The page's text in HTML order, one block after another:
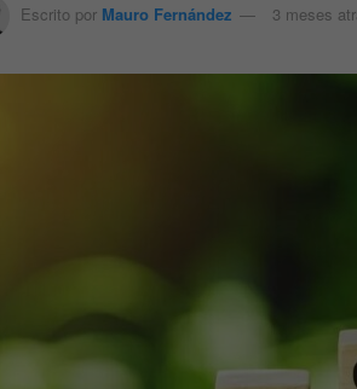
Escrito por Mauro Fernández 3 meses